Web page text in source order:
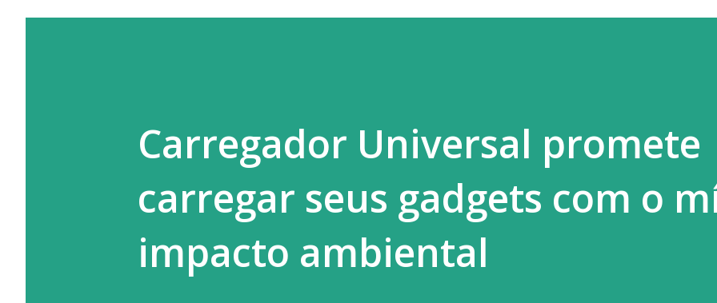
Carregador Universal promete
carregar seus gadgets com o
impacto ambiental